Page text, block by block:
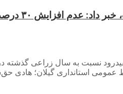
سالی پربار برای کشاورزان پیش‌بینی می‌شود
افزایش ۳۰ درصدی ذخیره سد سفیدرود
استانداری گیلان؛ هادی